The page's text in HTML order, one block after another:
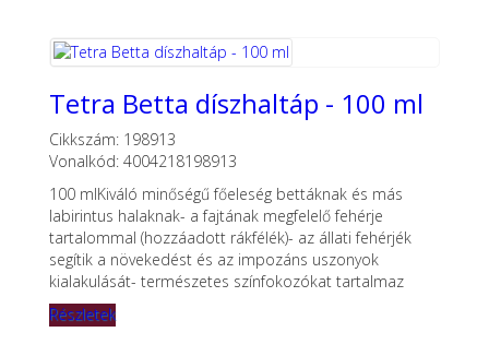
Tetra Betta díszhaltáp - 100 ml
Cikkszám: 198913
Vonalkód: 4004218198913
100 mlKiváló minőségű főeleség bettáknak és más
labirintus halaknak- a fajtának megfelelő fehérje
tartalommal (hozzáadott rákfélék)- az állati fehérjék
segítik a növekedést és az impozáns uszonyok
kialakulását- természetes színfokozókat tartalmaz
Részletek